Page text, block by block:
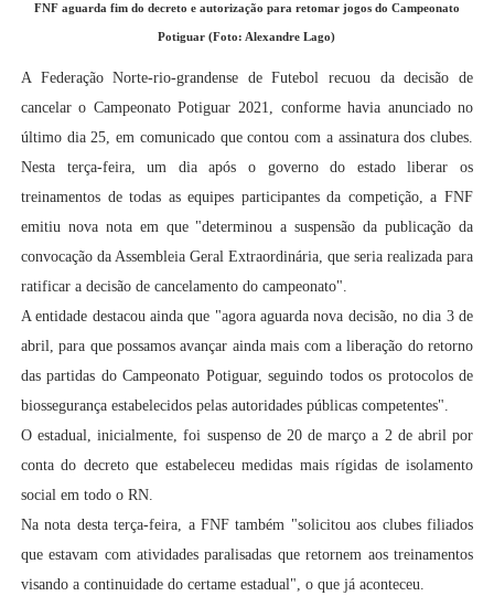
FNF aguarda fim do decreto e autorização para retomar jogos do Campeonato
Potiguar (Foto: Alexandre Lago)
A Federação Norte-rio-grandense de Futebol recuou da decisão de
cancelar o Campeonato Potiguar 2021, conforme havia anunciado no
último dia 25, em comunicado que contou com a assinatura dos clubes.
Nesta terça-feira, um dia após o governo do estado liberar os
treinamentos de todas as equipes participantes da competição, a FNF
emitiu nova nota em que "determinou a suspensão da publicação da
convocação da Assembleia Geral Extraordinária, que seria realizada para
ratificar a decisão de cancelamento do campeonato".
A entidade destacou ainda que "agora aguarda nova decisão, no dia 3 de
abril, para que possamos avançar ainda mais com a liberação do retorno
das partidas do Campeonato Potiguar, seguindo todos os protocolos de
biossegurança estabelecidos pelas autoridades públicas competentes".
O estadual, inicialmente, foi suspenso de 20 de março a 2 de abril por
conta do decreto que estabeleceu medidas mais rígidas de isolamento
social em todo o RN.
Na nota desta terça-feira, a FNF também "solicitou aos clubes filiados
que estavam com atividades paralisadas que retornem aos treinamentos
visando a continuidade do certame estadual", o que já aconteceu.